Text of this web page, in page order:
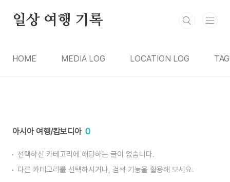
일상 여행 기록
HOME MEDIA LOG LOCATION LOG TAG
아시아 여행/캄보디아 0
선택하신 카테고리에 해당하는 글이 없습니다.
다른 카테고리를 선택하시거나, 검색 기능을 활용해 보세요.